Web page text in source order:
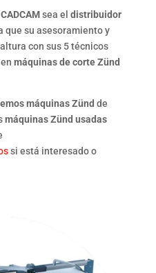
sea el distribuidor
que su asesoramiento y
con sus 5 técnicos
máquinas de corte Zünd
máquinas Zünd de
máquinas Zünd usadas
si está interesado o